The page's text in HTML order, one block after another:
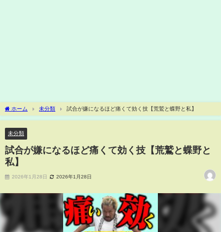
ホーム 未分類 試合が嫌になるほど痛くて効く技【荒鷲と蝶野と私】
未分類
試合が嫌になるほど痛くて効く技【荒鷲と蝶野と
私】
2026年1月28日 2026年1月28日